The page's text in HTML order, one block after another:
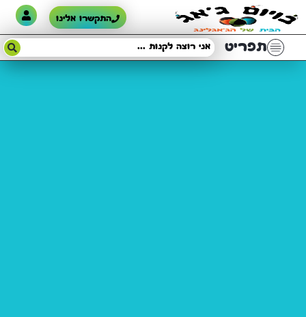
התקשרו אלינו
תפריט